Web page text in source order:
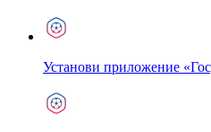
Установи приложение